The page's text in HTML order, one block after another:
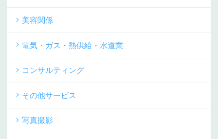
美容関係
電気・ガス・熱供給・水道業
コンサルティング
その他サービス
写真撮影